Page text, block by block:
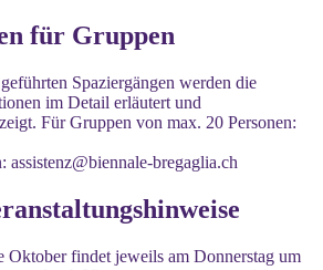
für Gruppen
Spaziergängen werden die
im Detail erläutert und
Für Gruppen von max. 20 Personen:
assistenz@biennale-bregaglia.ch
findet jeweils am Donnerstag um